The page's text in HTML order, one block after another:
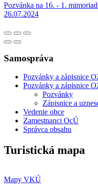
Pozvánka na 16. - 1.
26.07.2024
Samospráva
Pozvánky a zápisnice
Pozvánky a zápisnice
Pozvánky
Zápisnice a
Vedenie obce
Zamestnanci OcÚ
Správca obsahu
Turistická mapa
Mapy VKÚ